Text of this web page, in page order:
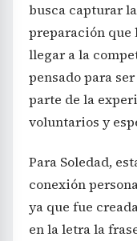
busca capturar
preparación que
llegar a la
pensado para
parte de la
voluntarios y
Para Soledad,
conexión
ya que fue
en la letra la